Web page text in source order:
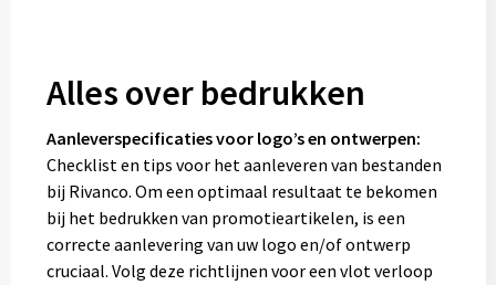
Alles over bedrukken
Aanleverspecificaties voor logo’s en ontwerpen:
Checklist en tips voor het aanleveren van bestanden
bij Rivanco. Om een optimaal resultaat te bekomen
bij het bedrukken van promotieartikelen, is een
correcte aanlevering van uw logo en/of ontwerp
cruciaal. Volg deze richtlijnen voor een vlot verloop